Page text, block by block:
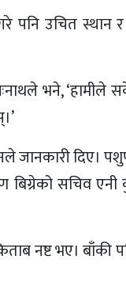
पनि उचित स्थान
भने,
दिए।
सचिव एनी
नष्ट भए। बाँकी